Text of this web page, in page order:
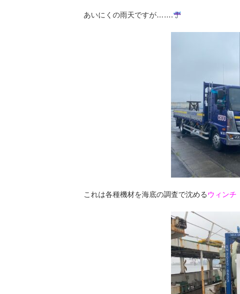
あいにくの雨天ですが…….
これは各種機材を海底の調査で沈めるウィンチ